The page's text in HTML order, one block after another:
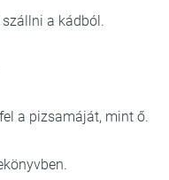
a kádból.
a pizsamáját, mint ő.